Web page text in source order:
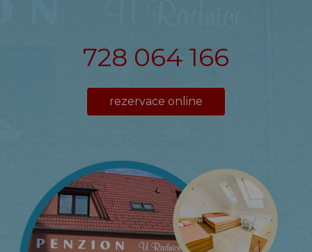
728 064 166
rezervace online